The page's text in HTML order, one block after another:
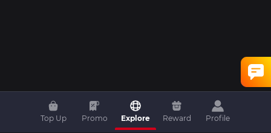
Top Up Promo Explore Reward Profile